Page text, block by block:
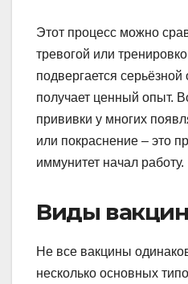
Этот процесс можно
тревогой или
подвергается серьёзной
получает ценный опыт.
прививки у многих
или покраснение – это
иммунитет начал работу.
Виды вакцин
Не все вакцины
несколько основных